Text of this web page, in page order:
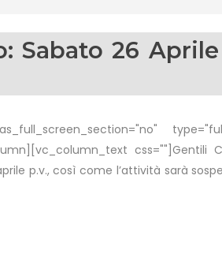
Sabato 26
p.v., così come l’attività sarà